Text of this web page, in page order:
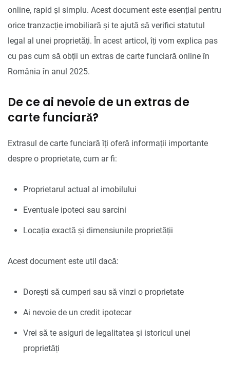
online, rapid și simplu. Acest document este esențial pentru
orice tranzacție imobiliară și te ajută să verifici statutul
legal al unei proprietăți. În acest articol, îți vom explica pas
cu pas cum să obții un extras de carte funciară online în
România în anul 2025.
De ce ai nevoie de un extras de
carte funciară?
Extrasul de carte funciară îți oferă informații importante
despre o proprietate, cum ar fi:
Proprietarul actual al imobilului
Eventuale ipoteci sau sarcini
Locația exactă și dimensiunile proprietății
Acest document este util dacă:
Dorești să cumperi sau să vinzi o proprietate
Ai nevoie de un credit ipotecar
Vrei să te asiguri de legalitatea și istoricul unei
proprietăți